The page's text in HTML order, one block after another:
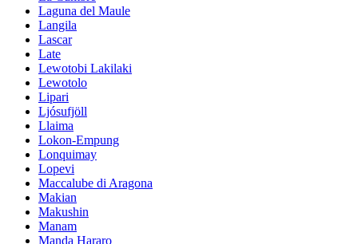
Laguna del Maule
Langila
Lascar
Late
Lewotobi Lakilaki
Lewotolo
Lipari
Ljósufjöll
Llaima
Lokon-Empung
Lonquimay
Lopevi
Maccalube di Aragona
Makian
Makushin
Manam
Manda Hararo